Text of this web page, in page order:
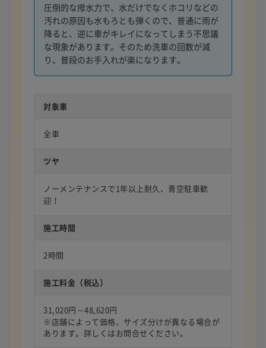
圧倒的な撥水力で、水だけでなくホコリなどの
汚れの原因も水もろとも弾くので、普通に雨が
降ると、逆に車がキレイになってしまう不思議
な現象があります。そのため洗車の回数が減
り、普段のお手入れが楽になります。
対象車
全車
ツヤ
ノーメンテナンスで1年以上耐久、青空駐車歓
迎！
施工時間
2時間
施工料金（税込）
31,020円～48,620円
※店舗によって価格、サイズ分けが異なる場合が
あります。詳しくはお問合せください。